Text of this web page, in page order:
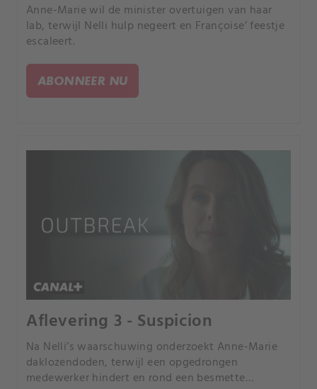
Anne-Marie wil de minister overtuigen van haar
lab, terwijl Nelli hulp negeert en Françoise’ feestje
escaleert.
ABONNEER NU
Aflevering 3 - Suspicion
Na Nelli’s waarschuwing onderzoekt Anne-Marie
daklozendoden, terwijl een opgedrongen
medewerker hindert en rond een besmette